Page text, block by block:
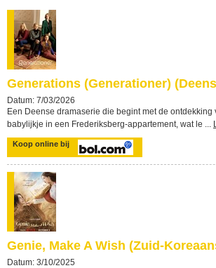
Generations (Generationer)
Datum: 7/03/2026
Een Deense dramaserie die begint met de ontdekking
babylijkje in een Frederiksberg-appartement, wat le ...
Koop online bij
Genie, Make A Wish (Zuid-
Datum: 3/10/2025